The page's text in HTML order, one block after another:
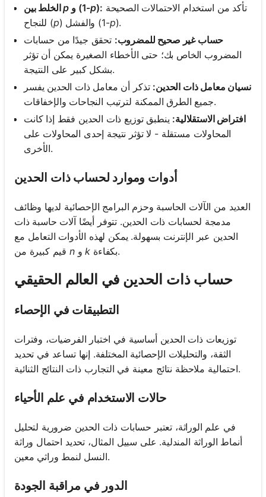
الخلط بينp و (1-p):
للنجاح (p ) والفشل (1-p).
حساب غير صحيح للمضروب: تحقق جيدًا من حسابات
المضروب الخاص بك؛ حتى الأخطاء الصغيرة يمكن أن تؤثر
بشكل كبير على النتيجة.
نسيان معامل ذات الحدين: تذكر أن معامل ذات الحدين يفسر
جميع الطرق الممكنة لترتيب النجاحات والإخفاقات.
افتراض الاستقلالية: ينطبق توزيع ذات الحدين فقط إذا كانت
المحاولات مستقلة - لا تؤثر نتيجة إحدى المحاولات على
الأخرى.
أدوات وموارد لحساب ذات الحدين
العديد من الآلات الحاسبة وحزم البرامج الإحصائية لديها وظائف
مدمجة لحسابات ذات الحدين. تتوفر أيضًا آلات حاسبة ذات
الحدين عبر الإنترنت بسهولة. يمكن لهذه الأدوات التعامل مع
n وk بكفاءة.
حساب ذات الحدين في العالم الحقيقي
التطبيقات في الإحصاء
توزيعات ذات الحدين أساسية في اختبار الفرضيات، وفترات
الثقة، والتحليلات الإحصائية المختلفة. إنها تساعد في تحديد
احتمالية ملاحظة نتائج معينة في التجارب ذات النتائج الثنائية.
حالات الاستخدام في علم الأحياء
في علم الوراثة، تعتبر حسابات ذات الحدين ضرورية لتحليل
أنماط الوراثة المندلية. على سبيل المثال، تحديد احتمال وراثة
النسل لنمط وراثي معين.
الدور في مراقبة الجودة